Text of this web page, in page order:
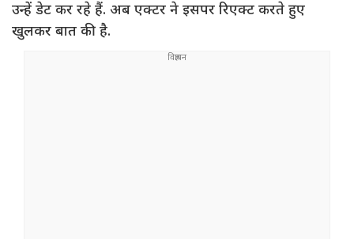
उन्हें डेट कर रहे हैं. अब एक्टर ने इसपर रिएक्ट करते हुए
खुलकर बात की है.